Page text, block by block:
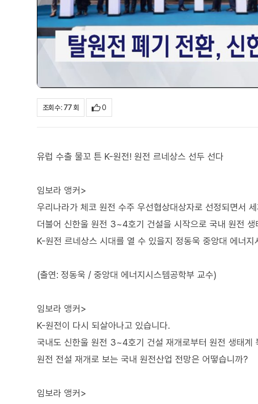
조회수 : 77 회 0
유럽 수출 물꼬 튼 K-원전! 원전 르네상스 선두 선다
임보라 앵커>
우리나라가 체코 원전 수주 우선협상대상자로 선정되면서
더불어 신한울 원전 3~4호기 건설을 시작으로 국내 원전
K-원전 르네상스 시대를 열 수 있을지 정동욱 중앙대 에너
(출연: 정동욱 / 중앙대 에너지시스템공학부 교수)
임보라 앵커>
K-원전이 다시 되살아나고 있습니다.
국내도 신한울 원전 3~4호기 건설 재개로부터 원전 생태계
원전 전설 재개로 보는 국내 원전산업 전망은 어떻습니까?
임보라 앵커>